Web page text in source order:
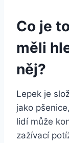
Co je
měli
něj?
Lepek je
jako
lidí může
zažívací